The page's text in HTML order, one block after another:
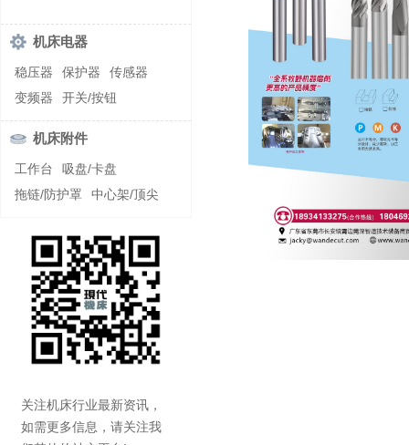
机床电器
稳压器 保护器
传感器
变频器
开关/按钮
机床附件
工作台
吸盘/卡盘
拖链/防护罩
中心架/顶尖
关注机床行业最新资讯，
如需更多信息，请关注我